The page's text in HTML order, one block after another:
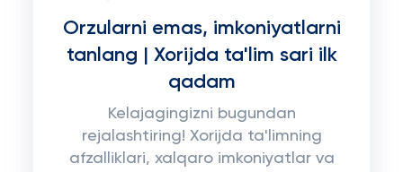
Orzularni emas, imkoniyatlarni
tanlang | Xorijda ta'lim sari ilk
qadam
Kelajagingizni bugundan
rejalashtiring! Xorijda ta'limning
afzalliklari, xalqaro imkoniyatlar va